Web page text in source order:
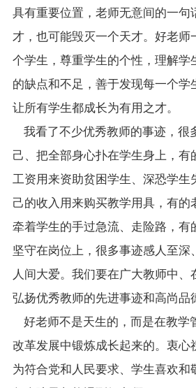
具有重要位置，老师无意间的一句
才，也可能毁灭一个天才。好老师
个学生，尊重学生的个性，理解学
的缺点和不足，善于发现每一个学
让所有学生都成长为有用之才。
我看了不少优秀教师的事迹，很
己、把全部身心扑在学生身上，有
工资用来资助贫困学生、深恐学生
己的收入用来购买教学用具，有的
牵着学生的手过急流、走险路，有
坚守在岗位上，很多事迹感人至深
人间大爱。我们要在广大教师中、
弘扬优秀教师的先进事迹和高尚品
好老师不是天生的，而是在教学
改革发展中锻炼成长起来的。衷心
为符合党和人民要求、学生喜欢和